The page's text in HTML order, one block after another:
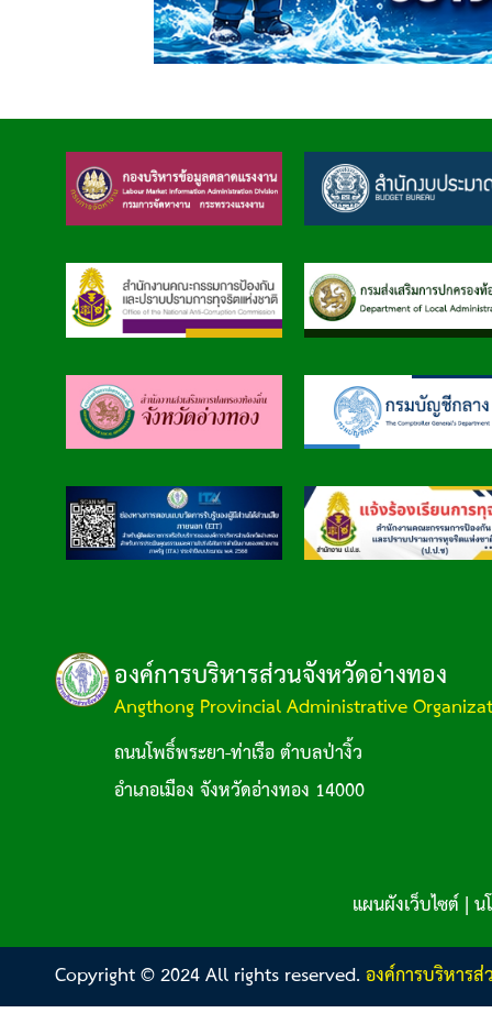
องค์การบริหารส่วนจังหวัดอ่างทอง
Angthong Provincial Administrative
ถนนโพธิ์พระยา-ท่าเรือ ตำบลป่างิ้ว
อำเภอเมือง จังหวัดอ่างทอง 14000
แผนผังเว็บไซต์|น
Copyright © 2024 All rights reserved.องค์การบริหาร